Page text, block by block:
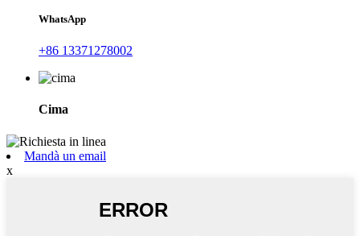
WhatsApp
+86 13371278002
Cima
Mandà un email
x